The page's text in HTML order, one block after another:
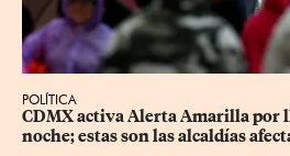
POLÍTICA
CDMX activa Alerta Amarilla por
noche; estas son las alcaldías